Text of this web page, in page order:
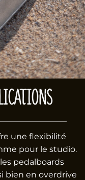
une flexibilité
pour le studio.
pedalboards
bien en overdrive